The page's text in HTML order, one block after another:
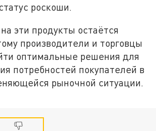
роскоши.
эти продукты остаётся
производители и торговцы
оптимальные решения для
потребностей покупателей в
рыночной ситуации.